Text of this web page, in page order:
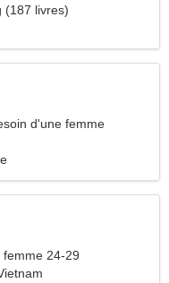
(187 livres)
d'une femme
24-29